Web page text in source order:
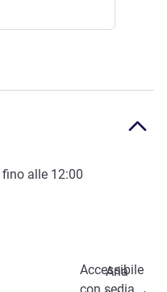
fino alle 12:00
Accessibile
Aria